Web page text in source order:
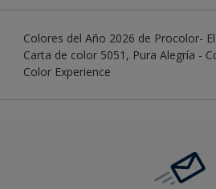
Colores del Año 2026 de Procolor-
Carta de color 5051, Pura Alegría -
Color Experience